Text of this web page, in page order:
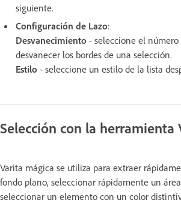
siguiente.
Configuración de Lazo:
Desvanecimiento - seleccione el número
desvanecer los bordes de una selección.
Estilo - seleccione un estilo de la lista
Selección con la herramienta
Varita mágica se utiliza para extraer
fondo plano, seleccionar rápidamente un
seleccionar un elemento con un color